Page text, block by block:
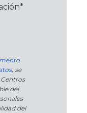
, se
del
del